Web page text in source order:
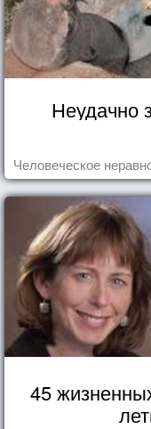
Неудачно
Человеческое
45